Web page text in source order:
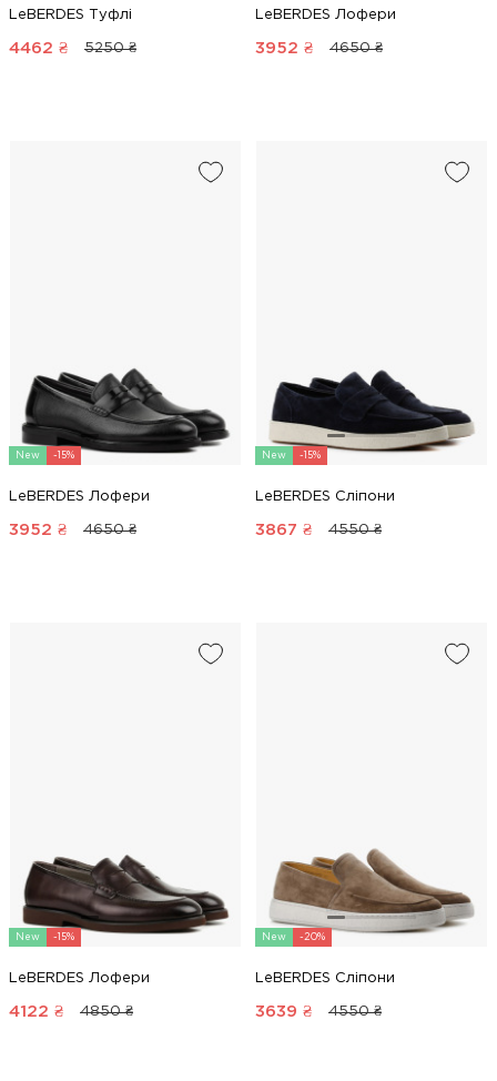
LeBERDES Туфлі
4462 ₴ 5250 ₴
LeBERDES Лофери
3952 ₴ 4650 ₴
New -15%
LeBERDES Лофери
3952 ₴ 4650 ₴
New -15%
LeBERDES Сліпони
3867 ₴ 4550 ₴
New -15%
LeBERDES Лофери
4122 ₴ 4850 ₴
New -20%
LeBERDES Сліпони
3639 ₴ 4550 ₴